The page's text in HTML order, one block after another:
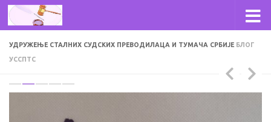
Skip to content
УДРУЖЕЊЕ СТАЛНИХ СУДСКИХ ПРЕВОДИЛАЦА И ТУМАЧА СРБИЈЕ БЛОГ
УССПТС